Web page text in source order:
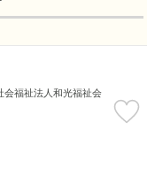
会福祉法人和光福祉会